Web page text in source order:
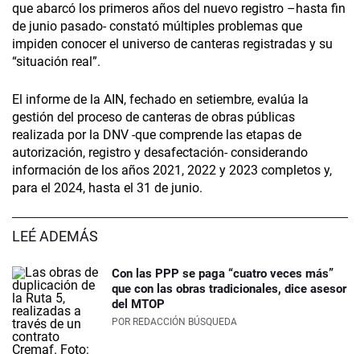
que abarcó los primeros años del nuevo registro –hasta fin
de junio pasado- constató múltiples problemas que
impiden conocer el universo de canteras registradas y su
“situación real”.
El informe de la AIN, fechado en setiembre, evalúa la
gestión del proceso de canteras de obras públicas
realizada por la DNV -que comprende las etapas de
autorización, registro y desafectación- considerando
información de los años 2021, 2022 y 2023 completos y,
para el 2024, hasta el 31 de junio.
LEÉ ADEMÁS
Con las PPP se paga “cuatro veces más”
que con las obras tradicionales, dice asesor
del MTOP
POR REDACCIÓN BÚSQUEDA